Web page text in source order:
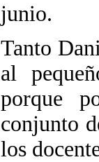
junio.
Tanto
al
porque
conjunto
los